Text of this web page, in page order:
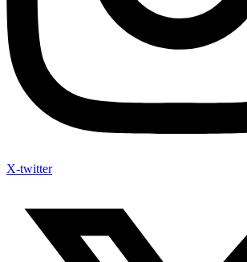
X-twitter